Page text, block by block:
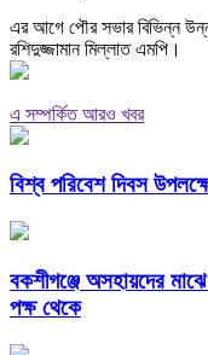
এর আগে পৌর সভার বিভিন্ন
রশিদুজ্জামান মিল্লাত এমপি।
এ সম্পর্কিত আরও খবর
বিশ্ব পরিবেশ দিবস
বকশীগঞ্জে অসহায়দের
পক্ষ থেকে